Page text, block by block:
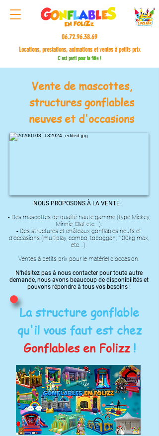
06.72.96.38.69
Locations, prestations, animations et ventes à petits prix
C'est parti pour la fête !
Vente de mascottes,
structures gonflables
neuves et d'occasions
NOUS PROPOSONS À LA VENTE :
- Des mascottes de qualité haute gamme (type Mickey,
Minnie, Olaf etc...).
- Des structures et châteaux gonflables neufs et
d'occasions (multiplay, combo, toboggan, 100kg max,
etc...).
Ventes à petits prix pour le matériel d'occasion.
N'hésitez pas à nous contacter pour toute autre
demande, nous avons beaucoup de disponibilités et
pouvons répondre à tous vos besoins !
La structure gonflable
qu'il vous faut est chez
Gonflables en Folizz !